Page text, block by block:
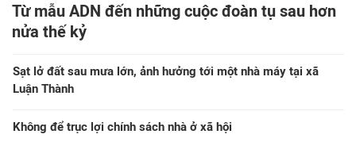
Từ mẫu ADN đến những cuộc đoàn tụ sau hơn
nửa thế kỷ
Sạt lở đất sau mưa lớn, ảnh hưởng tới một nhà máy tại xã
Luận Thành
Không để trục lợi chính sách nhà ở xã hội